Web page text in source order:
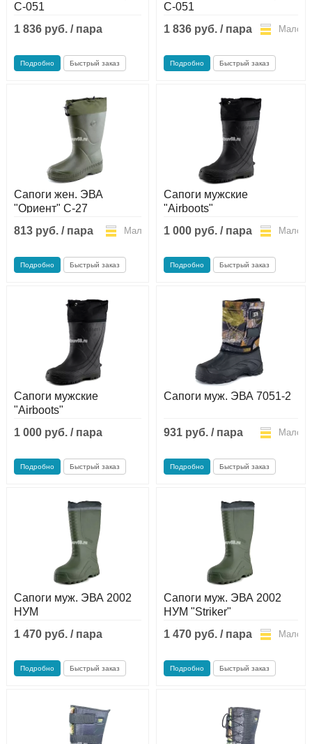
С-051
1 836 руб. / пара
Мало
Подробно Быстрый заказ
С-051
1 836 руб. / пара
Мало
Подробно Быстрый заказ
Сапоги жен. ЭВА
"Ориент" С-27
813 руб. / пара
Мало
Подробно Быстрый заказ
Сапоги мужские
"Airboots"
1 000 руб. / пара
Мало
Подробно Быстрый заказ
Сапоги мужские
"Airboots"
1 000 руб. / пара
Мало
Подробно Быстрый заказ
Сапоги муж. ЭВА 7051-2
931 руб. / пара Мало
Подробно Быстрый заказ
Сапоги муж. ЭВА 2002
НУМ
1 470 руб. / пара
Мало
Подробно Быстрый заказ
Сапоги муж. ЭВА 2002
НУМ "Striker"
1 470 руб. / пара
Мало
Подробно Быстрый заказ